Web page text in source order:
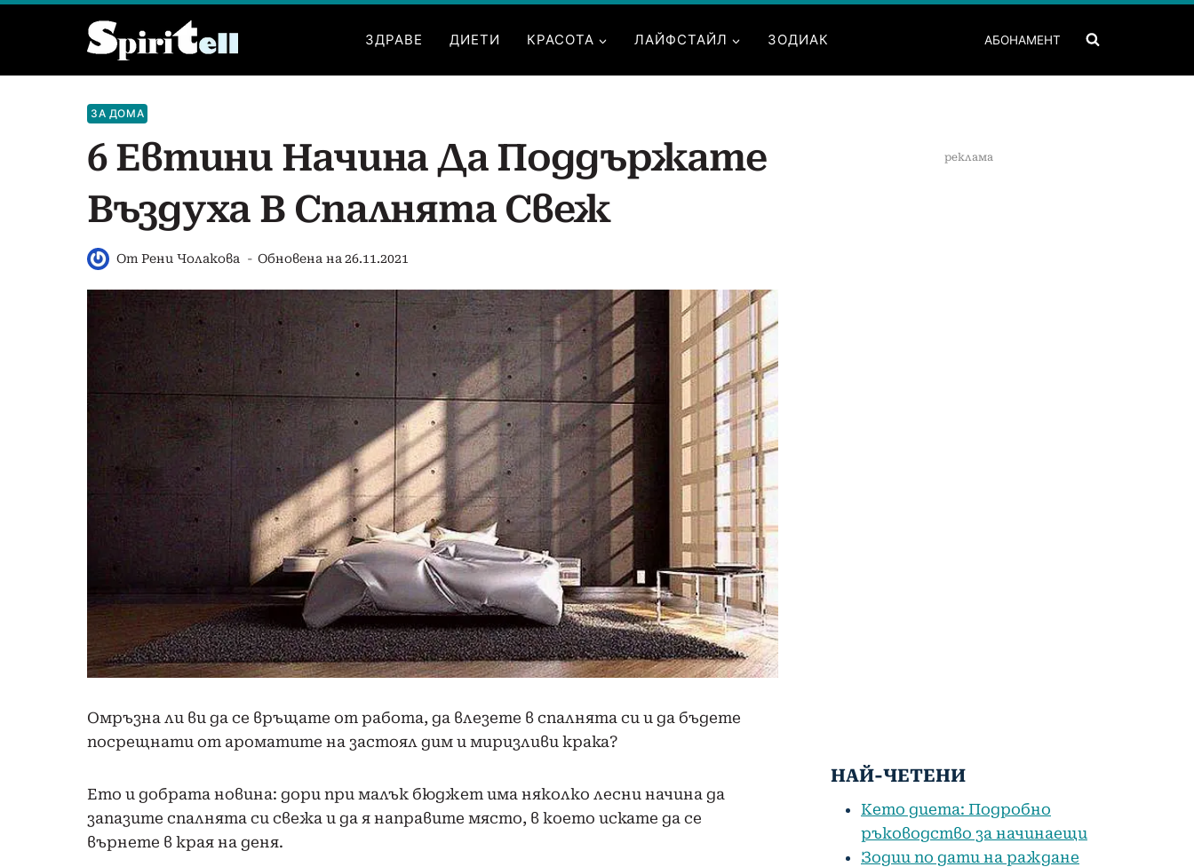
съдържанието
ЗДРАВЕ ДИЕТИ КРАСОТА ЛАЙФСТАЙЛ ЗОДИАК АБОНАМЕНТ
ЗА ДОМА
6 Евтини Начина Да Поддържате
Въздуха В Спалнята Свеж
ОтРени Чолакова Обновена на 26.11.2021
Омръзна ли ви да се връщате от работа, да влезете в спалнята си и да бъдете
посрещнати от ароматите на застоял дим и миризливи крака?
Ето и добрата новина: дори при малък бюджет има няколко лесни начина да
запазите спалнята си свежа и да я направите място, в което искате да се
върнете в края на деня.
реклама
НАЙ-ЧЕТЕНИ
Кето диета: Подробно
ръководство за начинаещи
Зодии по дати на раждане